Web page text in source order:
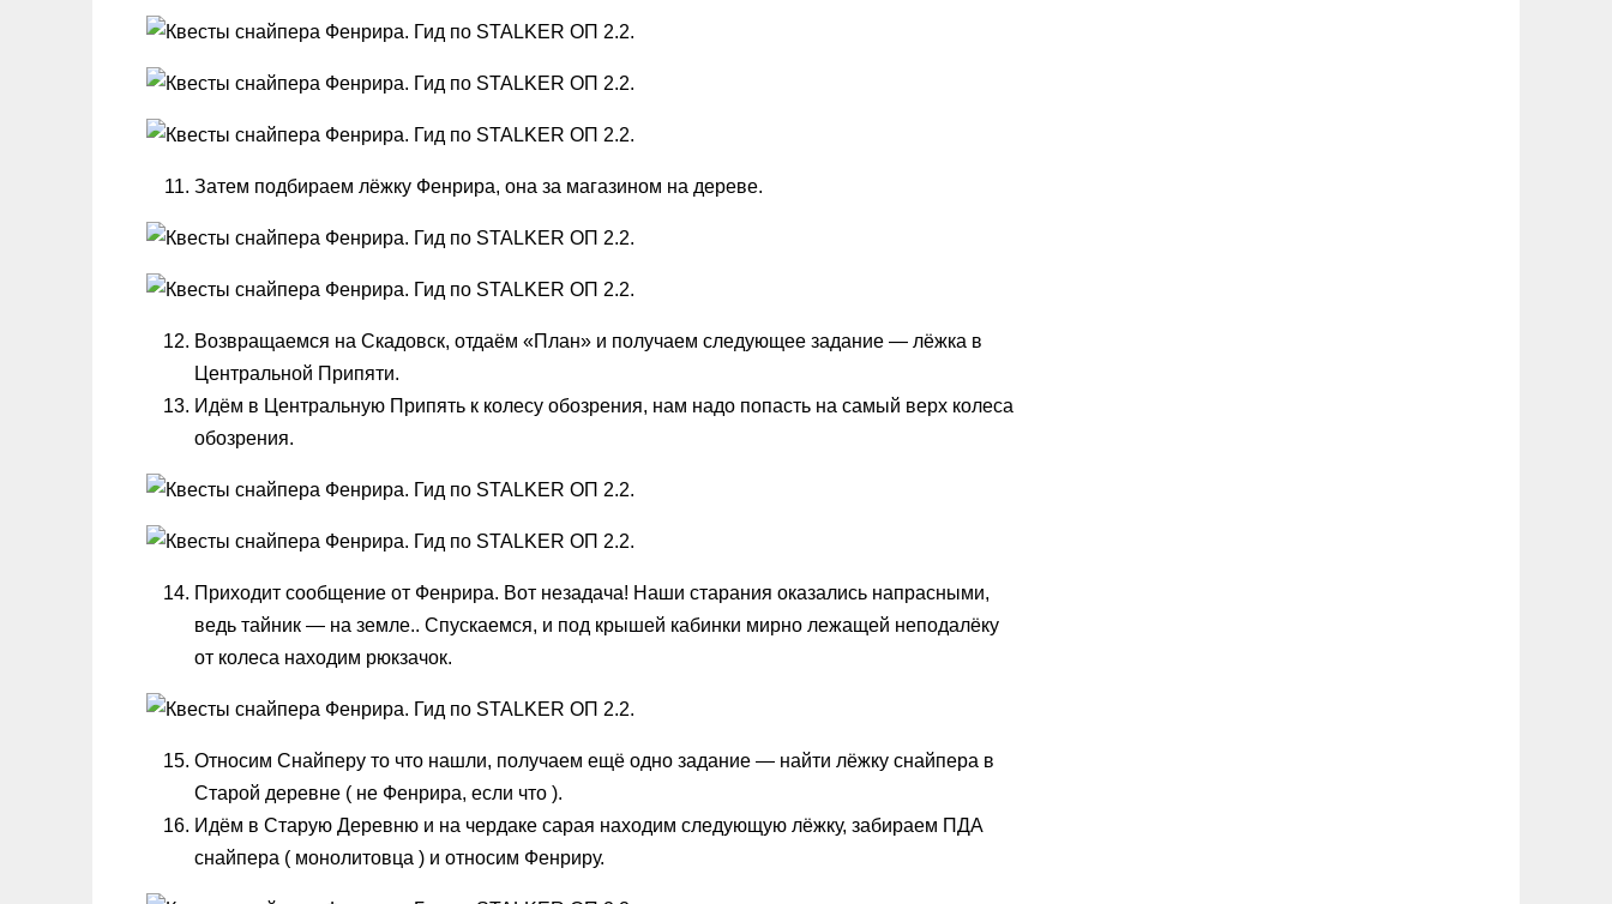
Затем подбираем лёжку Фенрира, она за магазином на дереве.
Возвращаемся на Скадовск, отдаём «План» и получаем следующее задание — лёжка в
Центральной Припяти.
Идём в Центральную Припять к колесу обозрения, нам надо попасть на самый верх колеса
обозрения.
Приходит сообщение от Фенрира. Вот незадача! Наши старания оказались напрасными,
ведь тайник — на земле.. Спускаемся, и под крышей кабинки мирно лежащей неподалёку
от колеса находим рюкзачок.
Относим Снайперу то что нашли, получаем ещё одно задание — найти лёжку снайпера в
Старой деревне ( не Фенрира, если что ).
Идём в Старую Деревню и на чердаке сарая находим следующую лёжку, забираем ПДА
снайпера ( монолитовца ) и относим Фенриру.